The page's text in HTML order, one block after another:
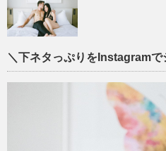
＼下ネタっぷりをInstagramで